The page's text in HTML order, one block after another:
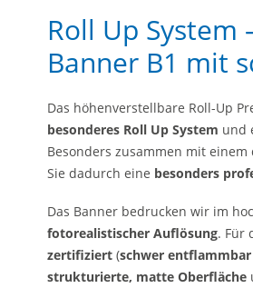
Roll Up
Banner B1 mit
Das höhenverstellbare Roll-Up
besonderes Roll Up System und
Besonders zusammen mit
Sie dadurch eine besonders
Das Banner bedrucken wir im
fotorealistischer Auflösung. Für
zertifiziert (schwer entflammbar
strukturierte, matte Oberfläche